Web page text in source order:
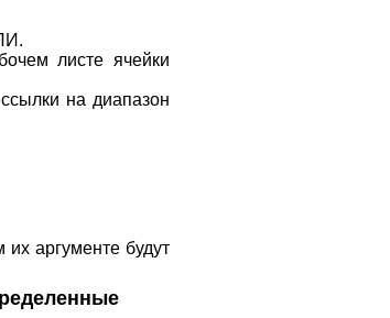
листе ячейки
на диапазон
аргументе будут